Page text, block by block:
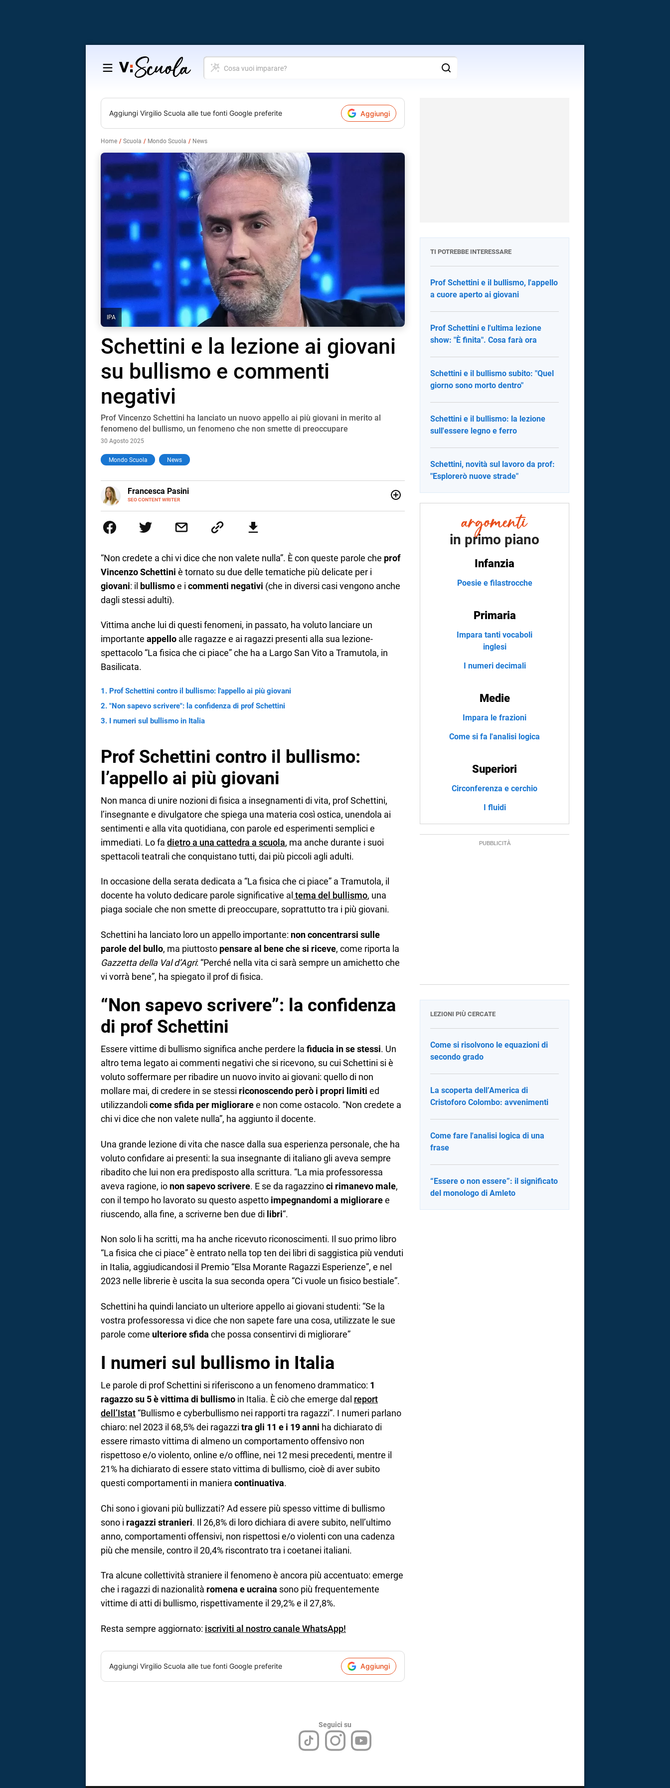
Salta
contenuto
Cosa
vuoi
Aggiungi Virgilio Scuola alle tue fonti Google preferite Aggiungi
Home Scuola Mondo Scuola News
IPA
Schettini e la lezione ai giovani
su bullismo e commenti
negativi
Prof Vincenzo Schettini ha lanciato un nuovo appello ai più giovani in merito al
fenomeno del bullismo, un fenomeno che non smette di preoccupare
30 Agosto 2025
Mondo Scuola News
Francesca Pasini
SEO CONTENT WRITER
E-
MAIL
parlano di luoghi, viaggi unici, cultura e lifestyle, che trasformo in parole scritte per lavoro e
per passione.
“Non credete a chi vi dice che non valete nulla”. È con queste parole che prof
Vincenzo Schettini è tornato su due delle tematiche più delicate per i
giovani: il bullismoe i commenti negativi (che in diversi casi vengono anche
dagli stessi adulti).
Vittima anche lui di questi fenomeni, in passato, ha voluto lanciare un
importante appello alle ragazze e ai ragazzi presenti alla sua lezione-
spettacolo “La fisica che ci piace” che ha a Largo San Vito a Tramutola, in
Basilicata.
Prof Schettini contro il bullismo: l'appello ai più giovani
"Non sapevo scrivere": la confidenza di prof Schettini
I numeri sul bullismo in Italia
Prof Schettini contro il bullismo:
l’appello ai più giovani
Non manca di unire nozioni di fisica a insegnamenti di vita, prof Schettini,
l’insegnante e divulgatore che spiega una materia così ostica, unendola ai
sentimenti e alla vita quotidiana, con parole ed esperimenti semplici e
immediati. Lo fa dietro a una cattedra a scuola, ma anche durante i suoi
spettacoli teatrali che conquistano tutti, dai più piccoli agli adulti.
In occasione della serata dedicata a “La fisica che ci piace” a Tramutola, il
docente ha voluto dedicare parole significative al tema del bullismo, una
piaga sociale che non smette di preoccupare, soprattutto tra i più giovani.
Schettini ha lanciato loro un appello importante: non concentrarsi sulle
parole del bullo, ma piuttosto pensare al bene che si riceve, come riporta la
Gazzetta della Val d’Agri: “Perché nella vita ci sarà sempre un amichetto che
vi vorrà bene”, ha spiegato il prof di fisica.
“Non sapevo scrivere”: la confidenza
di prof Schettini
Essere vittime di bullismo significa anche perdere la fiducia in se stessi. Un
altro tema legato ai commenti negativi che si ricevono, su cui Schettini si è
voluto soffermare per ribadire un nuovo invito ai giovani: quello di non
mollare mai, di credere in se stessi riconoscendo però i propri limiti ed
utilizzandoli come sfida per miglioraree non come ostacolo. “Non credete a
chi vi dice che non valete nulla”, ha aggiunto il docente.
Una grande lezione di vita che nasce dalla sua esperienza personale, che ha
voluto confidare ai presenti: la sua insegnante di italiano gli aveva sempre
ribadito che lui non era predisposto alla scrittura. “La mia professoressa
aveva ragione, io non sapevo scrivere. E se da ragazzinoci rimanevo male,
con il tempo ho lavorato su questo aspetto impegnandomi a miglioraree
riuscendo, alla fine, a scriverne ben due di libri“.
Non solo li ha scritti, ma ha anche ricevuto riconoscimenti. Il suo primo libro
“La fisica che ci piace” è entrato nella top ten dei libri di saggistica più venduti
in Italia, aggiudicandosi il Premio “Elsa Morante Ragazzi Esperienze”, e nel
2023 nelle librerie è uscita la sua seconda opera “Ci vuole un fisico bestiale”.
Schettini ha quindi lanciato un ulteriore appello ai giovani studenti: “Se la
vostra professoressa vi dice che non sapete fare una cosa, utilizzate le sue
parole come ulteriore sfida che possa consentirvi di migliorare”
I numeri sul bullismo in Italia
Le parole di prof Schettini si riferiscono a un fenomeno drammatico: 1
ragazzo su 5 è vittima di bullismo in Italia. È ciò che emerge dal report
dell’Istat “Bullismo e cyberbullismo nei rapporti tra ragazzi”. I numeri parlano
chiaro: nel 2023 il 68,5% dei ragazzi tra gli 11 e i 19 anni ha dichiarato di
essere rimasto vittima di almeno un comportamento offensivo non
rispettoso e/o violento, online e/o offline, nei 12 mesi precedenti, mentre il
21% ha dichiarato di essere stato vittima di bullismo, cioè di aver subito
questi comportamenti in maniera continuativa.
Chi sono i giovani più bullizzati? Ad essere più spesso vittime di bullismo
sono i ragazzi stranieri. Il 26,8% di loro dichiara di avere subito, nell’ultimo
anno, comportamenti offensivi, non rispettosi e/o violenti con una cadenza
più che mensile, contro il 20,4% riscontrato tra i coetanei italiani.
Tra alcune collettività straniere il fenomeno è ancora più accentuato: emerge
che i ragazzi di nazionalità romena e ucraina sono più frequentemente
vittime di atti di bullismo, rispettivamente il 29,2% e il 27,8%.
Resta sempre aggiornato: iscriviti al nostro canale WhatsApp!
Aggiungi Virgilio Scuola alle tue fonti Google preferite Aggiungi
TI POTREBBE INTERESSARE
Prof Schettini e il bullismo, l'appello
a cuore aperto ai giovani
Prof Schettini e l'ultima lezione
show: "È finita". Cosa farà ora
Schettini e il bullismo subito: "Quel
giorno sono morto dentro"
Schettini e il bullismo: la lezione
sull'essere legno e ferro
Schettini, novità sul lavoro da prof:
"Esplorerò nuove strade"
in primo piano
Infanzia
Poesie e filastrocche
Primaria
Impara tanti vocaboli
inglesi
I numeri decimali
Medie
Impara le frazioni
Come si fa l'analisi logica
Superiori
Circonferenza e cerchio
I fluidi
LEZIONI PIÙ CERCATE
Come si risolvono le equazioni di
secondo grado
La scoperta dell’America di
Cristoforo Colombo: avvenimenti
Come fare l'analisi logica di una
frase
“Essere o non essere”: il significato
del monologo di Amleto
Seguici su